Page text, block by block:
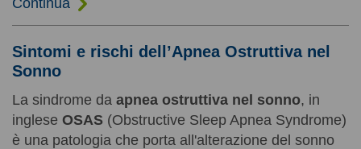
Sintomi e rischi dell’Apnea Ostruttiva nel
Sonno
La sindrome da apnea ostruttiva nel sonno, in
inglese OSAS (Obstructive Sleep Apnea Syndrome)
è una patologia che porta all'alterazione del sonno